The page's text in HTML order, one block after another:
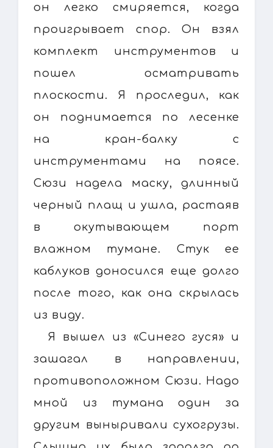
он легко смиряется, когда
проигрывает спор. Он взял
комплект инструментов и
пошел осматривать
плоскости. Я проследил, как
он поднимается по лесенке
на кран-балку с
инструментами на поясе.
Сюзи надела маску, длинный
черный плащ и ушла, растаяв
в окутывающем порт
влажном тумане. Стук ее
каблуков доносился еще долго
после того, как она скрылась
из виду.
Я вышел из «Синего гуся» и
зашагал в направлении,
противоположном Сюзи. Надо
мной из тумана один за
другим выныривали сухогрузы.